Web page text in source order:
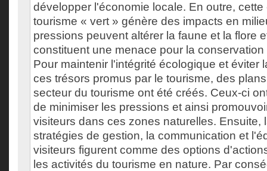
développer l'économie locale. En outre,
tourisme « vert » génère des impacts en
pressions peuvent altérer la faune et la flore
constituent une menace pour la
Pour maintenir l'intégrité écologique et éviter
ces trésors promus par le tourisme, des
secteur du tourisme ont été créés. Ceux-ci
de minimiser les pressions et ainsi
visiteurs dans ces zones naturelles. Ensuite,
stratégies de gestion, la communication et
visiteurs figurent comme des options
les activités du tourisme en nature. Par